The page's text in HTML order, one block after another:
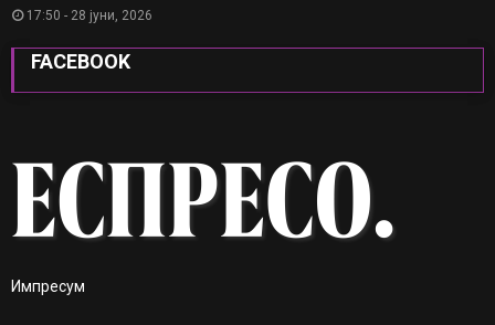
17:50 - 28 јуни, 2026
FACEBOOK
Импресум